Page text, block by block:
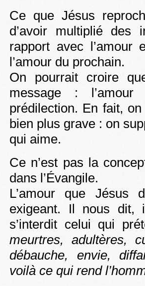
Ce que Jésus
d’avoir multiplié des
rapport avec
l’amour du prochain.
On pourrait croire
message :
prédilection. En fait,
bien plus grave : on
qui aime.
Ce n’est pas la
dans l’Évangile.
L’amour que Jésus
exigeant. Il nous dit,
s’interdit celui qui
meurtres, adultères,
débauche, envie,
voilà ce qui rend